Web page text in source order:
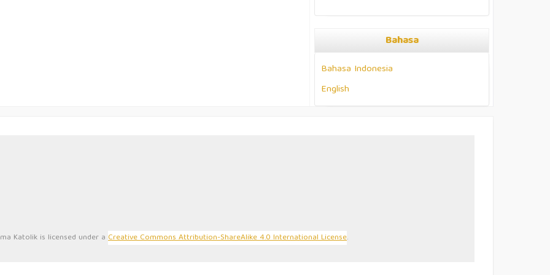
Bahasa
Bahasa Indonesia
English
Katolik is licensed under a Creative Commons Attribution-ShareAlike 4.0 International License.